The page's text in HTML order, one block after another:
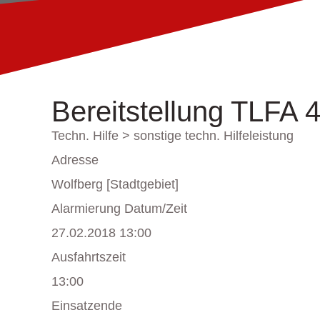
Bereitstellung TLFA
Techn. Hilfe > sonstige techn. Hilfeleistung
Adresse
Wolfberg [Stadtgebiet]
Alarmierung Datum/Zeit
27.02.2018 13:00
Ausfahrtszeit
13:00
Einsatzende